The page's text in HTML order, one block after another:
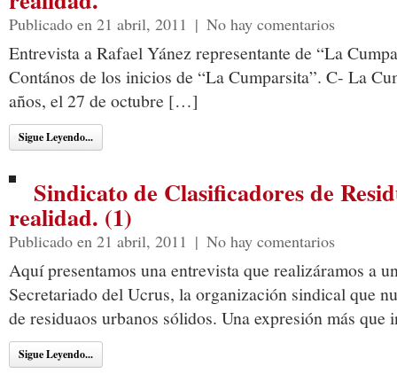
Publicado en 21 abril, 2011 | No hay comentarios
Entrevista a Rafael Yánez representante de “La
Contános de los inicios de “La Cumparsita”. C- La
años, el 27 de octubre […]
Sigue Leyendo...
Sindicato de Clasificadores de
realidad. (1)
Publicado en 21 abril, 2011 | No hay comentarios
Aquí presentamos una entrevista que realizáramos a
Secretariado del Ucrus, la organización sindical que
de residuaos urbanos sólidos. Una expresión más
Sigue Leyendo...